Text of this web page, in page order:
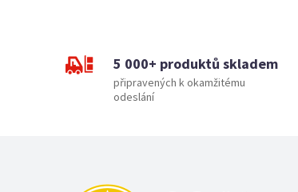
5 000+ produktů skladem
připravených k okamžitému
odeslání